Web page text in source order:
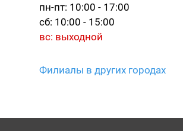
пн-пт: 10:00 - 17:00
сб: 10:00 - 15:00
вс: выходной
Филиалы в других городах